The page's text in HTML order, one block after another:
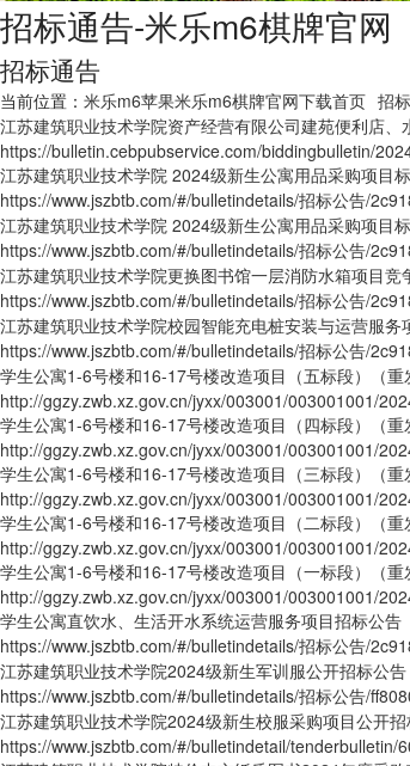
招标通告-米乐m6棋牌官网
招标通告
当前位置： 米乐m6苹果米乐m6棋牌官网下载首页 招
江苏建筑职业技术学院资产经营有限公司建苑便利店
https://bulletin.cebpubservice.com/biddingbulletin/
江苏建筑职业技术学院 2024级新生公寓用品采购项目
https://www.jszbtb.com/#/bulletindetails/招标公告/
江苏建筑职业技术学院 2024级新生公寓用品采购项目
https://www.jszbtb.com/#/bulletindetails/招标公告/
江苏建筑职业技术学院更换图书馆一层消防水箱项目竞
https://www.jszbtb.com/#/bulletindetails/招标公告/
江苏建筑职业技术学院校园智能充电桩安装与运营服务
https://www.jszbtb.com/#/bulletindetails/招标公告/
学生公寓1-6号楼和16-17号楼改造项目（五标段）（
http://ggzy.zwb.xz.gov.cn/jyxx/003001/003001001/
学生公寓1-6号楼和16-17号楼改造项目（四标段）（
http://ggzy.zwb.xz.gov.cn/jyxx/003001/003001001/
学生公寓1-6号楼和16-17号楼改造项目（三标段）（
http://ggzy.zwb.xz.gov.cn/jyxx/003001/003001001/
学生公寓1-6号楼和16-17号楼改造项目（二标段）（
http://ggzy.zwb.xz.gov.cn/jyxx/003001/003001001/
学生公寓1-6号楼和16-17号楼改造项目（一标段）（
http://ggzy.zwb.xz.gov.cn/jyxx/003001/003001001/
学生公寓直饮水、生活开水系统运营服务项目招标公告
https://www.jszbtb.com/#/bulletindetails/招标公告/
江苏建筑职业技术学院2024级新生军训服公开招标公告
https://www.jszbtb.com/#/bulletindetails/招标公告/
江苏建筑职业技术学院2024级新生校服采购项目公开
https://www.jszbtb.com/#/bulletindetail/